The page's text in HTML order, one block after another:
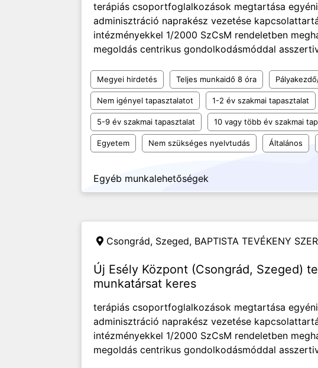
terápiás csoportfoglalkozások megtartása
adminisztráció naprakész vezetése
intézményekkel 1/2000 SzCsM rendeletben
megoldás centrikus gondolkodásmóddal
Megyei hirdetés Teljes munkaidő 8 óra
Nem igényel tapasztalatot 1-2 év szakmai tapasztalat
5-9 év szakmai tapasztalat 10 vagy több év szakmai
Egyetem Nem szükséges nyelvtudás Általános
Egyéb munkalehetőségek
Csongrád, Szeged, BAPTISTA TEVÉKENY
Új Esély Központ (Csongrád, Szeged)
munkatársat keres
terápiás csoportfoglalkozások megtartása
adminisztráció naprakész vezetése
intézményekkel 1/2000 SzCsM rendeletben
megoldás centrikus gondolkodásmóddal